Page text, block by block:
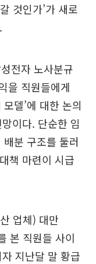
것인가’가 새로
전자 노사분규
을 직원들에게
델’에 대한 논의
이다. 단순한 임
분 구조를 둘러
책 마련이 시급
업체) 대만
본 직원들 사이
지난달 말 황급